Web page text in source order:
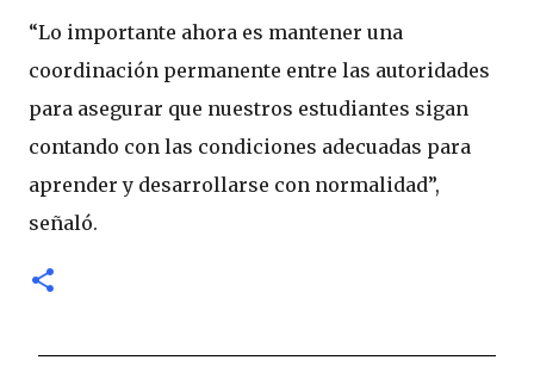
“Lo importante ahora es mantener una
coordinación permanente entre las autoridades
para asegurar que nuestros estudiantes sigan
contando con las condiciones adecuadas para
aprender y desarrollarse con normalidad”,
señaló.